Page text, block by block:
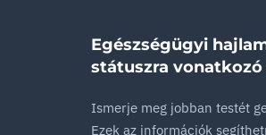
Egészségügyi
státuszra
Ismerje meg jobban testét
Ezek az információk